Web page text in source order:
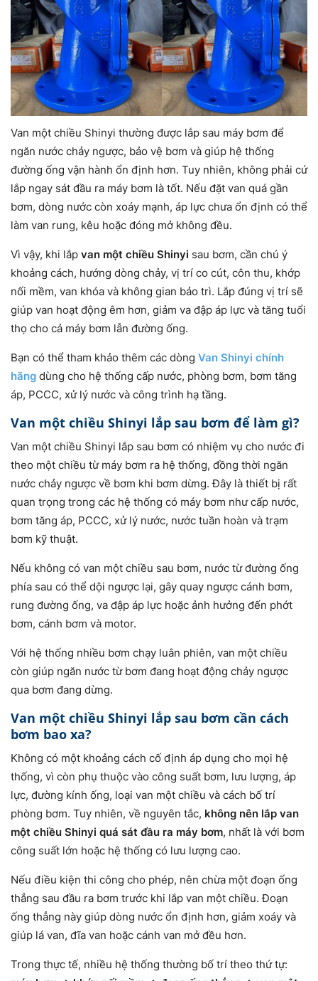
Van một chiều Shinyi thường được lắp sau máy bơm để
ngăn nước chảy ngược, bảo vệ bơm và giúp hệ thống
đường ống vận hành ổn định hơn. Tuy nhiên, không phải cứ
lắp ngay sát đầu ra máy bơm là tốt. Nếu đặt van quá gần
bơm, dòng nước còn xoáy mạnh, áp lực chưa ổn định có thể
làm van rung, kêu hoặc đóng mở không đều.
Vì vậy, khi lắp van một chiều Shinyi sau bơm, cần chú ý
khoảng cách, hướng dòng chảy, vị trí co cút, côn thu, khớp
nối mềm, van khóa và không gian bảo trì. Lắp đúng vị trí sẽ
giúp van hoạt động êm hơn, giảm va đập áp lực và tăng tuổi
thọ cho cả máy bơm lẫn đường ống.
Bạn có thể tham khảo thêm các dòng Van Shinyi chính
hãng dùng cho hệ thống cấp nước, phòng bơm, bơm tăng
áp, PCCC, xử lý nước và công trình hạ tầng.
Van một chiều Shinyi lắp sau bơm để làm gì?
Van một chiều Shinyi lắp sau bơm có nhiệm vụ cho nước đi
theo một chiều từ máy bơm ra hệ thống, đồng thời ngăn
nước chảy ngược về bơm khi bơm dừng. Đây là thiết bị rất
quan trọng trong các hệ thống có máy bơm như cấp nước,
bơm tăng áp, PCCC, xử lý nước, nước tuần hoàn và trạm
bơm kỹ thuật.
Nếu không có van một chiều sau bơm, nước từ đường ống
phía sau có thể dội ngược lại, gây quay ngược cánh bơm,
rung đường ống, va đập áp lực hoặc ảnh hưởng đến phớt
bơm, cánh bơm và motor.
Với hệ thống nhiều bơm chạy luân phiên, van một chiều
còn giúp ngăn nước từ bơm đang hoạt động chảy ngược
qua bơm đang dừng.
Van một chiều Shinyi lắp sau bơm cần cách
bơm bao xa?
Không có một khoảng cách cố định áp dụng cho mọi hệ
thống, vì còn phụ thuộc vào công suất bơm, lưu lượng, áp
lực, đường kính ống, loại van một chiều và cách bố trí
phòng bơm. Tuy nhiên, về nguyên tắc, không nên lắp van
một chiều Shinyi quá sát đầu ra máy bơm, nhất là với bơm
công suất lớn hoặc hệ thống có lưu lượng cao.
Nếu điều kiện thi công cho phép, nên chừa một đoạn ống
thẳng sau đầu ra bơm trước khi lắp van một chiều. Đoạn
ống thẳng này giúp dòng nước ổn định hơn, giảm xoáy và
giúp lá van, đĩa van hoặc cánh van mở đều hơn.
Trong thực tế, nhiều hệ thống thường bố trí theo thứ tự: